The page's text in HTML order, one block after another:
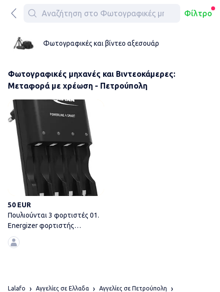
Φίλτρο
Φωτογραφικές και βίντεο αξεσουάρ
Φωτογραφικές μηχανές και Βιντεοκάμερες:
Μεταφορά με χρέωση - Πετρούπολη
50 EUR
Πουλιούνται 3 φορτιστές 01.
Energizer φορτιστής
μπαταριών AA &
Lalafo Αγγελίες σε Ελλαδα
Αγγελίες σε Πετρούπολη